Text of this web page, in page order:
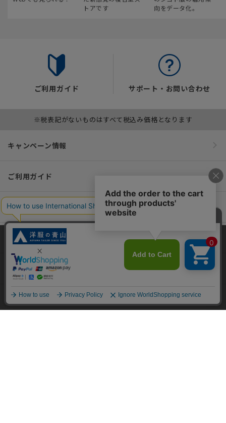
トアです
向をデータ化。
ご利用ガイド サポート・お問い合わせ
※税表記がないものはすべて税込み価格となります
キャンペーン情報
ご利用ガイド
便利なサービス
インフォメーション
おすすめコンテンツ
ポリシー・企業情報
当サイトでは、快適な閲覧体験とコンテンツ改善のためにCookieを使用
しています。閲覧を続けることで、Cookieの使用に同意したものとみな
します。詳細については
同意して閉じる